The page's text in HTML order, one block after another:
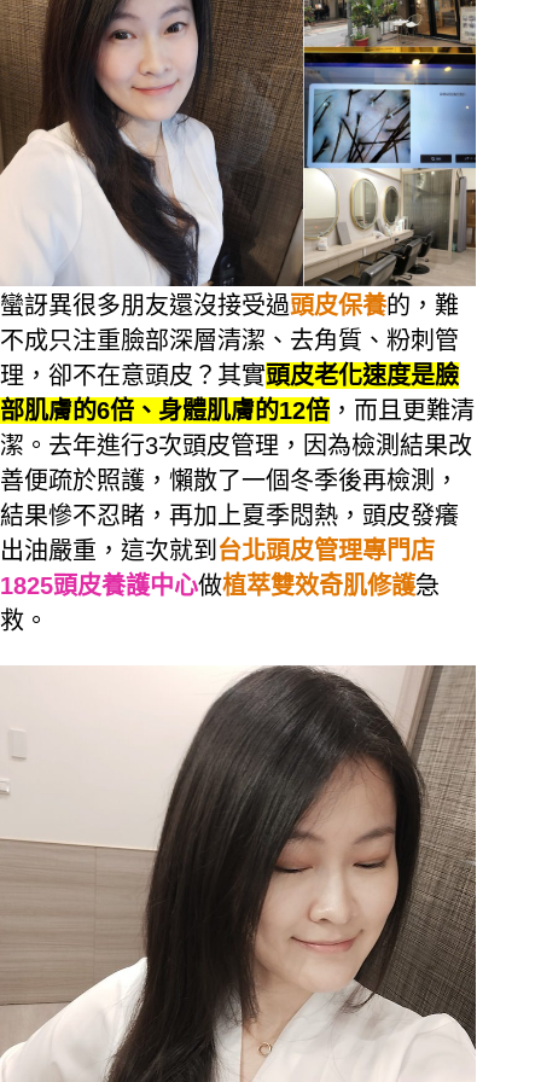
蠻訝異很多朋友還沒接受過頭皮保養的，難
不成只注重臉部深層清潔、去角質、粉刺管
理，卻不在意頭皮？其實頭皮老化速度是臉
部肌膚的6倍、身體肌膚的12倍 ，而且更難清
潔。去年進行3次頭皮管理，因為檢測結果改
善便疏於照護，懶散了一個冬季後再檢測，
結果慘不忍睹，再加上夏季悶熱，頭皮發癢
出油嚴重，這次就到 台北頭皮管理專門店
1825頭皮養護中心做植萃雙效奇肌修護急
救。